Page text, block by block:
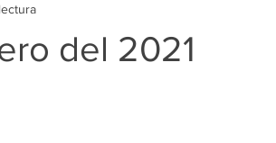
del 2021